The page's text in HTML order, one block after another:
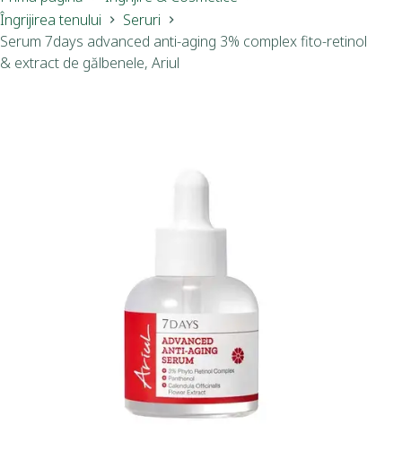
Îngrijirea tenului
Seruri
Serum 7days advanced anti-aging 3% complex fito-retinol
& extract de gălbenele, Ariul